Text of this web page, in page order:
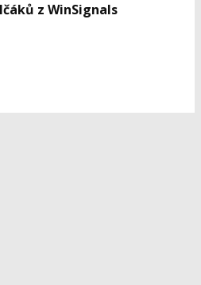
z WinSignals